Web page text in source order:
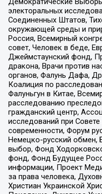
электоральных
Соединенных Штатов,
окружающей среды и
Россия, Всемирный
совет, Человек в беде,
Джеймстаунский фонд,
дракона, Врачи против
органов, Фалунь Дафа,
Коалиция по
Фалуньгун в Китае,
расследованию
гражданский центр,
исследований при
современности, Форум
Немецко-русский обмен,
выбор, Фонд
фонд, Фонд Будущее
информации, Проект
за права человека,
Христиан Украинской